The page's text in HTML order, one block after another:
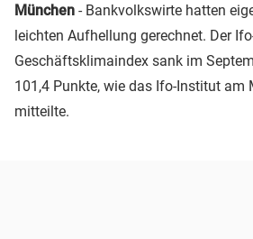
München - Bankvolkswirte hatten
leichten Aufhellung gerechnet. Der
Geschäftsklimaindex sank im
101,4 Punkte, wie das Ifo-Institut am
mitteilte.